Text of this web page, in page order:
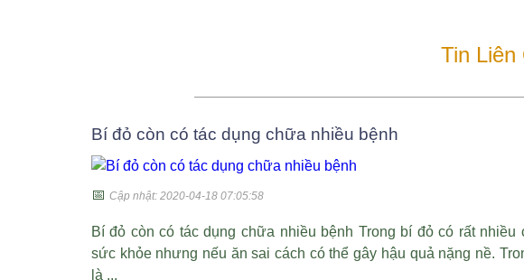
Tin
Bí đỏ còn có tác dụng chữa nhiều bệnh
📅 Cập nhật: 2020-04-18 07:05:58
Bí đỏ còn có tác dụng chữa nhiều bệnh Trong bí đỏ có rất
sức khỏe nhưng nếu ăn sai cách có thể gây hậu quả nặng nề.
là ...